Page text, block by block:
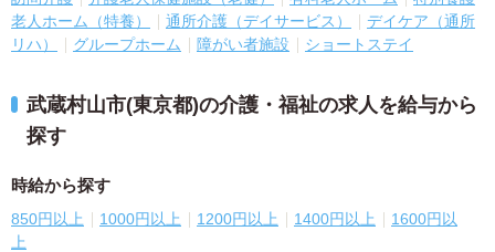
老人ホーム（特養）
通所介護（デイサービス）
デイケア（通所
リハ）
グループホーム 障がい者施設 ショートステイ
武蔵村山市(東京都)の介護・福祉の求人を給与から
探す
時給から探す
850円以上 1000円以上 1200円以上 1400円以上
1600円以
上